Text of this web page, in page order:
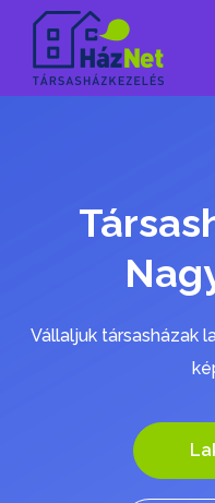
Vállaljuk társasházak